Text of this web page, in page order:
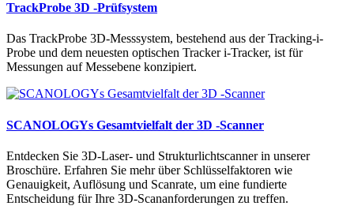
TrackProbe 3D -Prüfsystem
Das TrackProbe 3D-Messsystem, bestehend aus der Tracking-i-
Probe und dem neuesten optischen Tracker i-Tracker, ist für
Messungen auf Messebene konzipiert.
SCANOLOGYs Gesamtvielfalt der 3D -Scanner
Entdecken Sie 3D-Laser- und Strukturlichtscanner in unserer
Broschüre. Erfahren Sie mehr über Schlüsselfaktoren wie
Genauigkeit, Auflösung und Scanrate, um eine fundierte
Entscheidung für Ihre 3D-Scananforderungen zu treffen.